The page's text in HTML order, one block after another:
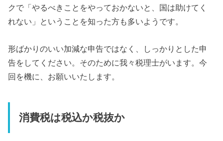
クで「やるべきことをやっておかないと、国は助けてく
れない」ということを知った方も多いようです。
形ばかりのいい加減な申告ではなく、しっかりとした申
告をしてください。そのために我々税理士がいます。今
回を機に、お願いいたします。
消費税は税込か税抜か